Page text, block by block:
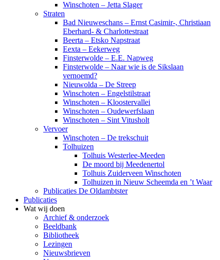
Winschoten – Jetta Slager
Straten
Bad Nieuweschans – Ernst Casimir-, Christiaan
Eberhard- & Charlottestraat
Beerta – Etsko Napstraat
Eexta – Eekerweg
Finsterwolde – E.E. Napweg
Finsterwolde – Naar wie is de Sikslaan
vernoemd?
Nieuwolda – De Streep
Winschoten – Engelstilstraat
Winschoten – Kloostervallei
Winschoten – Oudewerfslaan
Winschoten – Sint Vitusholt
Vervoer
Winschoten – De trekschuit
Tolhuizen
Tolhuis Westerlee-Meeden
De moord bij Meedenertol
Tolhuis Zuiderveen Winschoten
Tolhuizen in Nieuw Scheemda en ’t Waar
Publicaties De Oldambtster
Publicaties
Wat wij doen
Archief & onderzoek
Beeldbank
Bibliotheek
Lezingen
Nieuwsbrieven